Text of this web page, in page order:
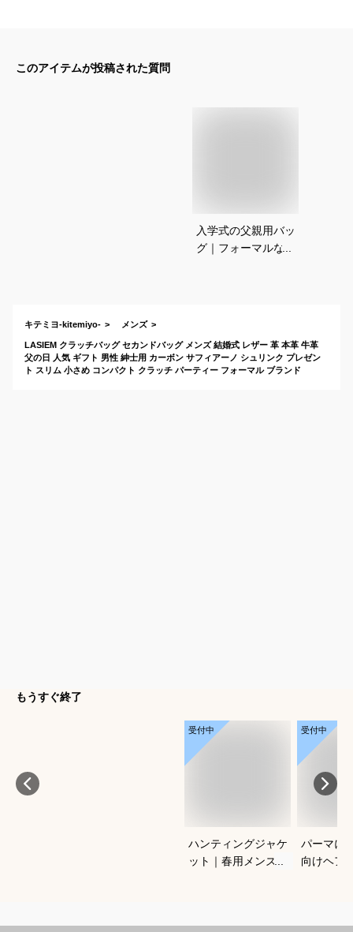
このアイテムが投稿された質問
入学式の父親用バッ
グ｜フォーマルなき
キテミヨ-kitemiyo- メンズ
LASIEM クラッチバッグ セカンドバッグ メンズ 結婚式 レザー 革 本革 牛革
父の日 人気 ギフト 男性 紳士用 カーボン サフィアーノ シュリンク プレゼン
ト スリム 小さめ コンパクト クラッチ パーティー フォーマル ブランド
もうすぐ終了
受付中
ハンティングジャケ
ット｜春用メンズ向
受付中
パーマに
向けヘア